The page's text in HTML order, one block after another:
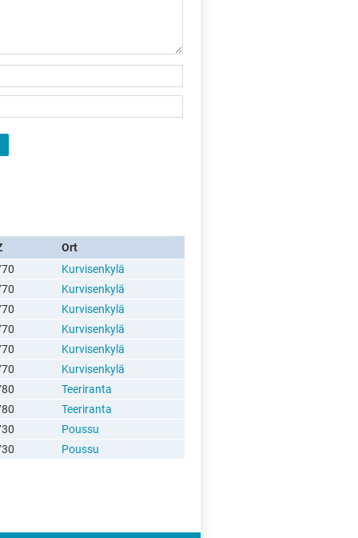
Ort
Kurvisenkylä
Kurvisenkylä
Kurvisenkylä
Kurvisenkylä
Kurvisenkylä
Kurvisenkylä
Teeriranta
Teeriranta
Poussu
Poussu